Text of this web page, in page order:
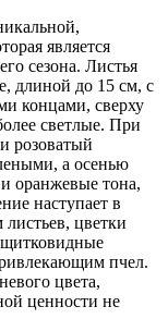
является
сезона. Листья
длиной до 15 см, с
концами, сверху
светлые. При
розоватый
а осенью
оранжевые тона,
наступает в
цветки
щитковидные
пчел.
цвета,
ценности не